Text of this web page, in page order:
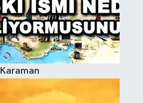
Karaman